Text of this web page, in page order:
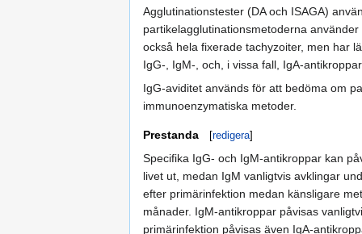
Agglutinationstester (DA och ISAGA)
partikelagglutinationsmetoderna
också hela fixerade tachyzoiter, men har
IgG-, IgM-, och, i vissa fall, IgA-
IgG-aviditet används för att bedöma om
immunoenzymatiska metoder.
Prestanda [redigera]
Specifika IgG- och IgM-antikroppar kan
livet ut, medan IgM vanligtvis avklingar
efter primärinfektion medan känsligare
månader. IgM-antikroppar påvisas
primärinfektion påvisas även IgA-